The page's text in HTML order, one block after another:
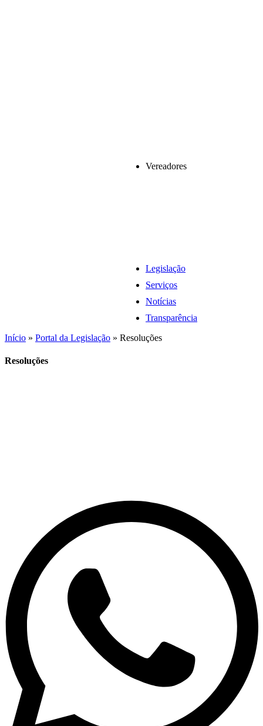
Vereadores
Legislação
Serviços
Notícias
Transparência
Início » Portal da Legislação » Resoluções
Resoluções